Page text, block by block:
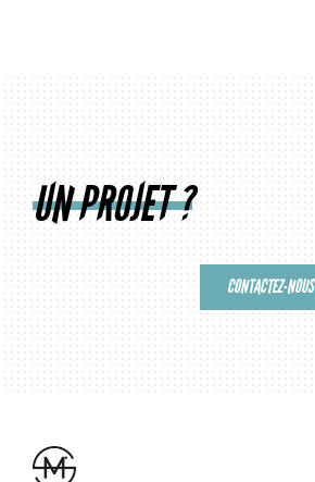
UN PROJET ?
CONTACTEZ-NOUS